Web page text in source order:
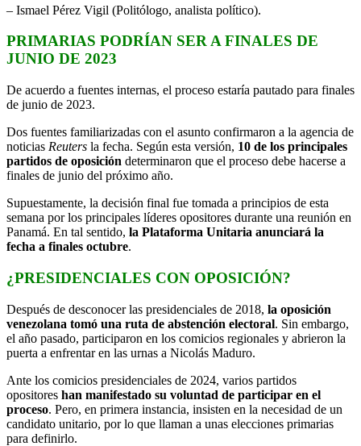
– Ismael Pérez Vigil (Politólogo, analista político).
PRIMARIAS PODRÍAN SER A FINALES DE
JUNIO DE 2023
De acuerdo a fuentes internas, el proceso estaría pautado para finales
de junio de 2023.
Dos fuentes familiarizadas con el asunto confirmaron a la agencia de
noticias Reuters la fecha. Según esta versión, 10 de los principales
partidos de oposición determinaron que el proceso debe hacerse a
finales de junio del próximo año.
Supuestamente, la decisión final fue tomada a principios de esta
semana por los principales líderes opositores durante una reunión en
Panamá. En tal sentido, la Plataforma Unitaria anunciará la
fecha a finales octubre.
¿PRESIDENCIALES CON OPOSICIÓN?
Después de desconocer las presidenciales de 2018, la oposición
venezolana tomó una ruta de abstención electoral. Sin embargo,
el año pasado, participaron en los comicios regionales y abrieron la
puerta a enfrentar en las urnas a Nicolás Maduro.
Ante los comicios presidenciales de 2024, varios partidos
opositores han manifestado su voluntad de participar en el
proceso. Pero, en primera instancia, insisten en la necesidad de un
candidato unitario, por lo que llaman a unas elecciones primarias
para definirlo.